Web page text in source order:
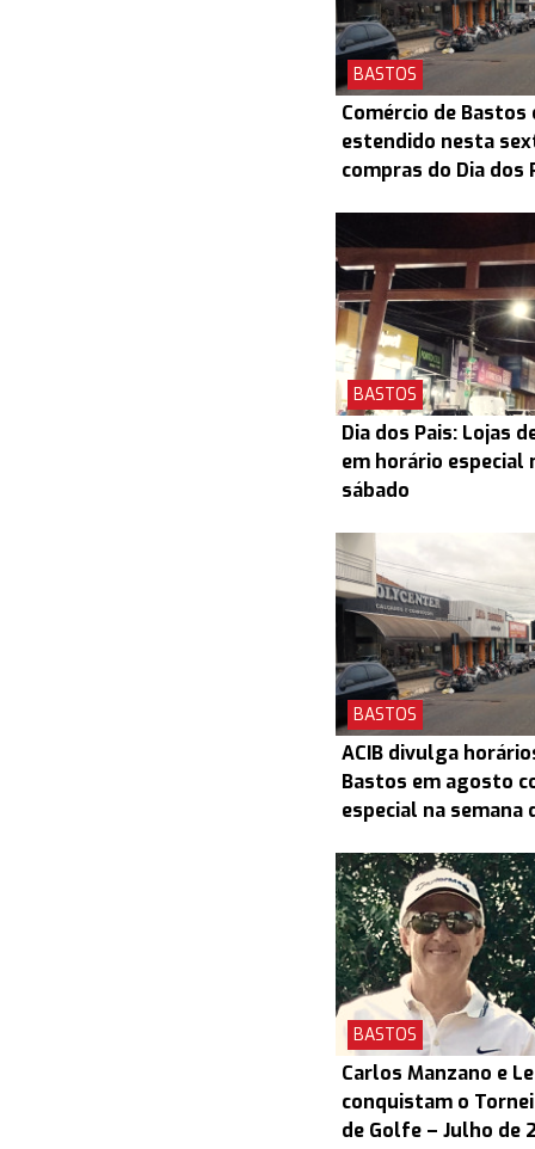
BASTOS
Comércio de
estendido nesta
compras do Dia dos
BASTOS
Dia dos Pais: Lojas
em horário
sábado
BASTOS
ACIB divulga
Bastos em agosto
especial na semana
BASTOS
Carlos Manzano e
conquistam o
de Golfe – Julho de